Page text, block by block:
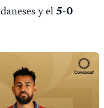
y el 5-0